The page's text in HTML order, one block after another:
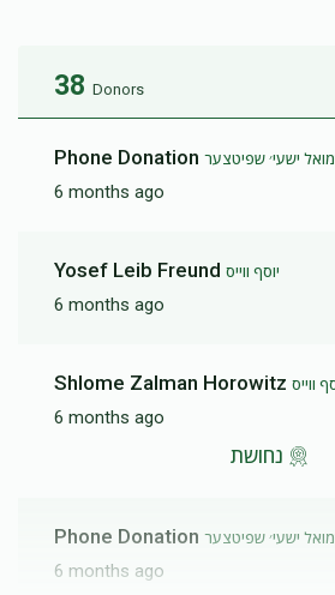
38 Donors
Phone Donation ישעי׳ שפיטצער
6 months ago
Yosef Leib Freund יוסף ווייס
6 months ago
Shlome Zalman Horowitz ווייס
6 months ago
נחושת
Phone Donation ישעי׳ שפיטצער
6 months ago